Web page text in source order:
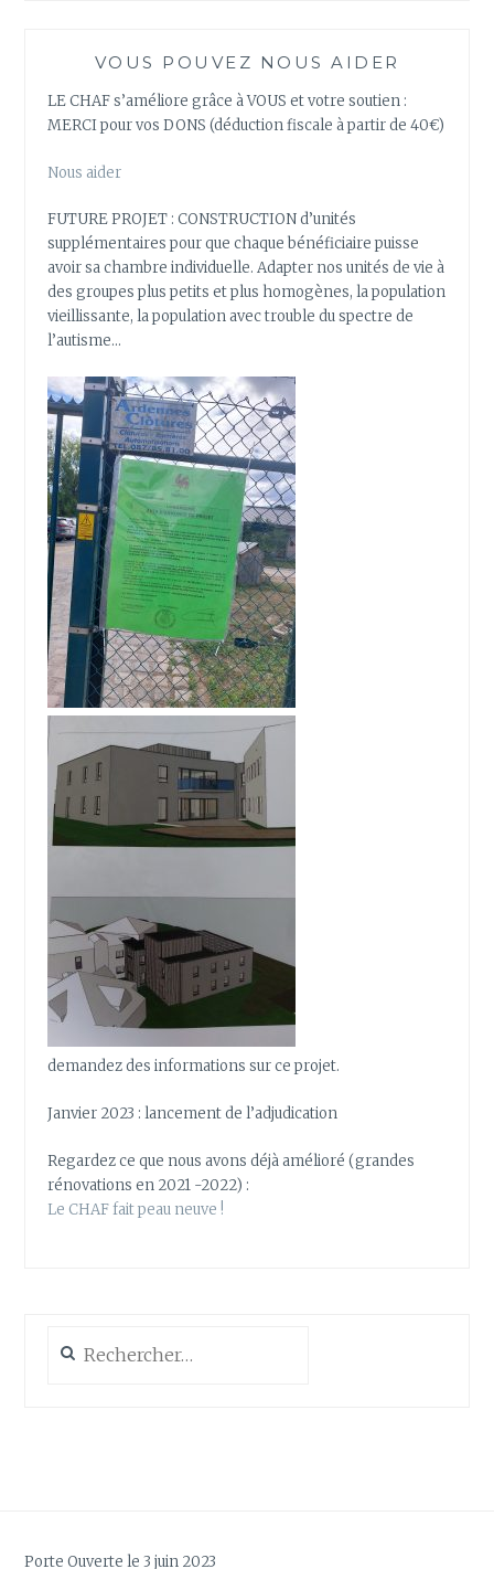
VOUS POUVEZ NOUS AIDER
LE CHAF s’améliore grâce à VOUS et votre soutien :
MERCI pour vos DONS (déduction fiscale à partir de 40€)
Nous aider
FUTURE PROJET : CONSTRUCTION d’unités
supplémentaires pour que chaque bénéficiaire puisse
avoir sa chambre individuelle. Adapter nos unités de vie à
des groupes plus petits et plus homogènes, la population
vieillissante, la population avec trouble du spectre de
l’autisme…
demandez des informations sur ce projet.
Janvier 2023 : lancement de l’adjudication
Regardez ce que nous avons déjà amélioré (grandes
rénovations en 2021 -2022) :
Le CHAF fait peau neuve !
Porte Ouverte le 3 juin 2023